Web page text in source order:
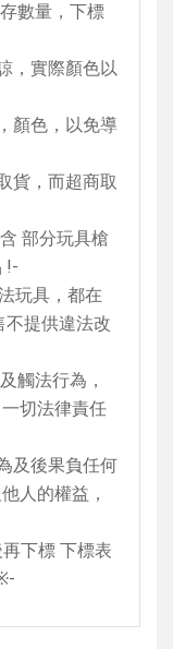
數量，下標
，實際顏色以
顏色，以免導
貨，而超商取
部分玩具槍
!-
玩具，都在
不提供違法改
觸法行為，
切法律責任
及後果負任何
人的權益，
下標 下標表
-